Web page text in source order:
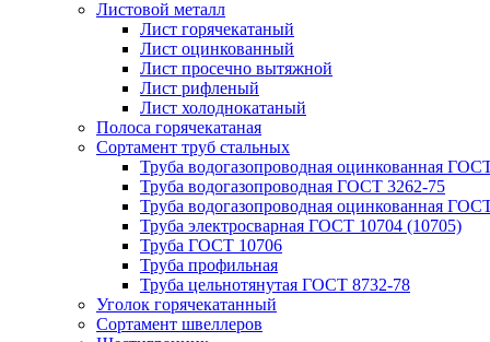
Листовой металл
Лист горячекатаный
Лист оцинкованный
Лист просечно вытяжной
Лист рифленый
Лист холоднокатаный
Полоса горячекатаная
Сортамент труб стальных
Труба водогазопроводная оцинкованная
Труба водогазопроводная ГОСТ 3262-75
Труба водогазопроводная оцинкованная
Труба электросварная ГОСТ 10704 (10705)
Труба ГОСТ 10706
Труба профильная
Труба цельнотянутая ГОСТ 8732-78
Уголок горячекатанный
Сортамент швеллеров